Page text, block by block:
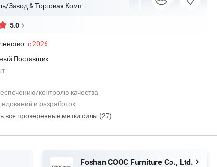
Производитель/Завод & Торговая Компания
5.0
с 2026
Поставщик
контролю качества
и разработок
все проверенные метки силы (27)
Foshan COOC Furniture Co., Ltd.